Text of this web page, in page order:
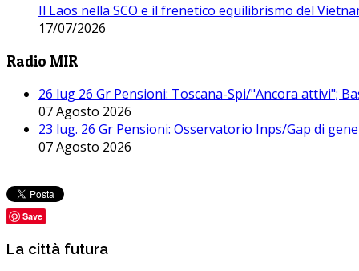
Il Laos nella SCO e il frenetico equilibrismo del
17/07/2026
Radio MIR
26 lug 26 Gr Pensioni: Toscana-Spi/"Ancora attivi";
07 Agosto 2026
23 lug. 26 Gr Pensioni: Osservatorio Inps/Gap di
07 Agosto 2026
Save
La città futura